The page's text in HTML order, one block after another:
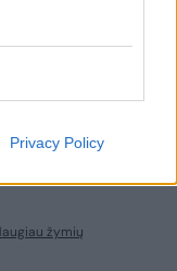
Privacy Policy
arterine
epidemija.
žymių